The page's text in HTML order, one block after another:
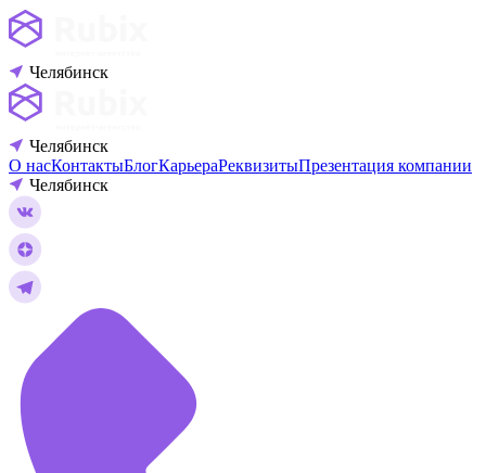
Челябинск
Челябинск
О насКонтактыБлогКарьераРеквизитыПрезентация компании
Челябинск